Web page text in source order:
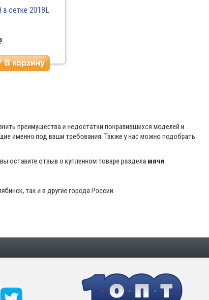
в сетке 2018L
преимущества и недостатки понравившихся моделей и
именно под ваши требования. Также у нас можно подобрать
оставите отзыв о купленном товаре раздела мячи.
так и в другие города России.